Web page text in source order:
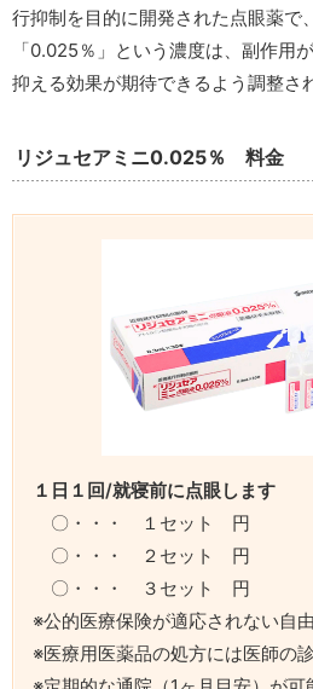
行抑制を目的に開発された点眼薬で、
「0.025％」という濃度は、副作用
抑える効果が期待できるよう調整さ
リジュセアミニ0.025％ 料金
１日１回/就寝前に点眼します
〇・・・ １セット 円
〇・・・ ２セット 円
〇・・・ ３セット 円
※公的医療保険が適応されない自
※医療用医薬品の処方には医師の